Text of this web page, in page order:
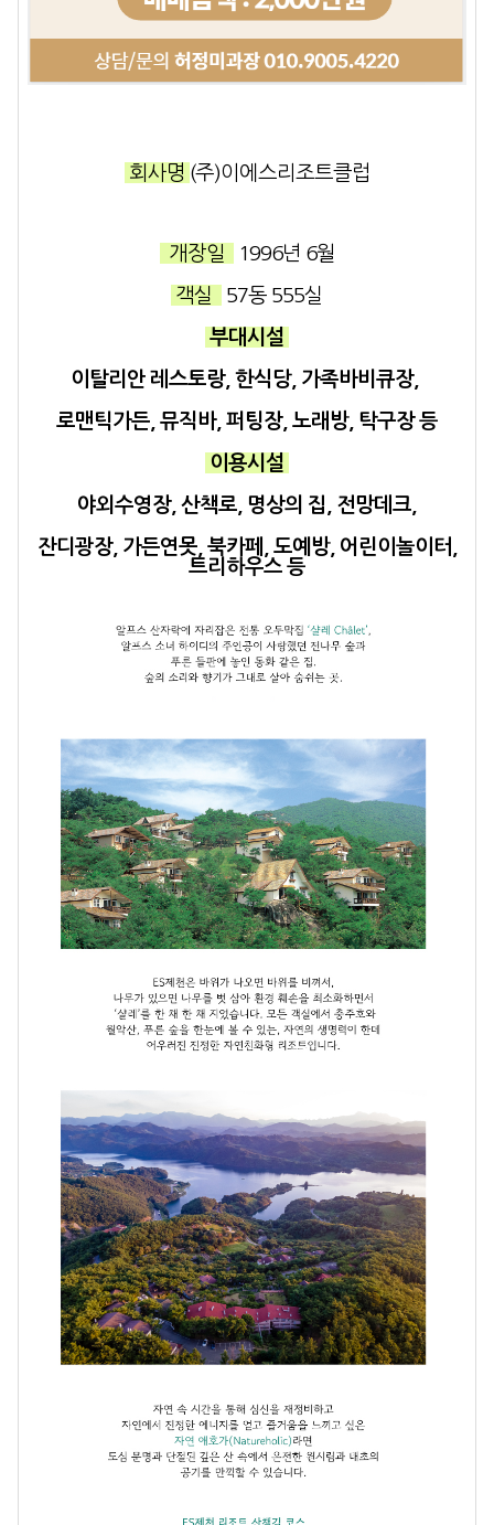
회사명 (주)이에스리조트클럽
개장일
1996년 6월
객실
57동 555실
부대시설
이탈리안 레스토랑, 한식당, 가족바비큐장,
로맨틱가든, 뮤직바, 퍼팅장, 노래방, 탁구장 등
이용시설
야외수영장, 산책로, 명상의 집, 전망데크,
잔디광장, 가든연못, 북카페, 도예방, 어린이놀이터,
트리하우스 등